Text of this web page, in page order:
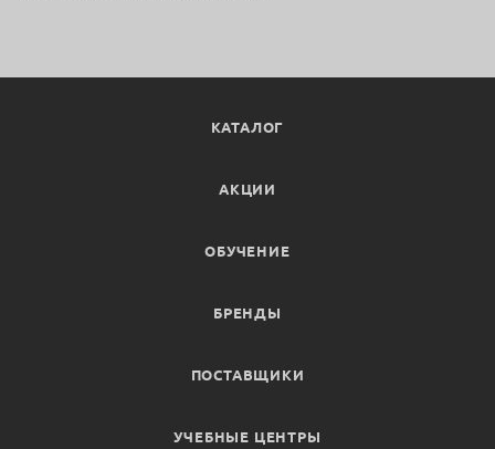
КАТАЛОГ
АКЦИИ
ОБУЧЕНИЕ
БРЕНДЫ
ПОСТАВЩИКИ
УЧЕБНЫЕ ЦЕНТРЫ